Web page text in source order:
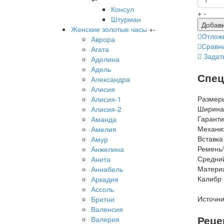
Консул
Штурман
Женские золотые часы +-
Аврора
Агата
Аделина
Адель
Александра
Алисия
Алисия-1
Алисия-2
Аманда
Амелия
Амур
Анжелина
Анита
Аннабель
Аркадия
Ассоль
Бритни
Валенсия
Валерия
+ -
Вставка